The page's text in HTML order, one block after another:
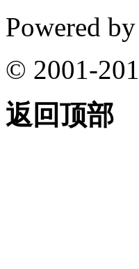
Powered by
© 2001-
返回顶部